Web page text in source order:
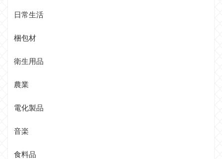
日常生活
梱包材
衛生用品
農業
電化製品
音楽
食料品